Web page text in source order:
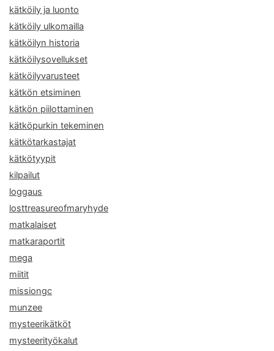
kätköily ja luonto
kätköily ulkomailla
kätköilyn historia
kätköilysovellukset
kätköilyvarusteet
kätkön etsiminen
kätkön piilottaminen
kätköpurkin tekeminen
kätkötarkastajat
kätkötyypit
kilpailut
loggaus
losttreasureofmaryhyde
matkalaiset
matkaraportit
mega
miitit
missiongc
munzee
mysteerikätköt
mysteerityökalut